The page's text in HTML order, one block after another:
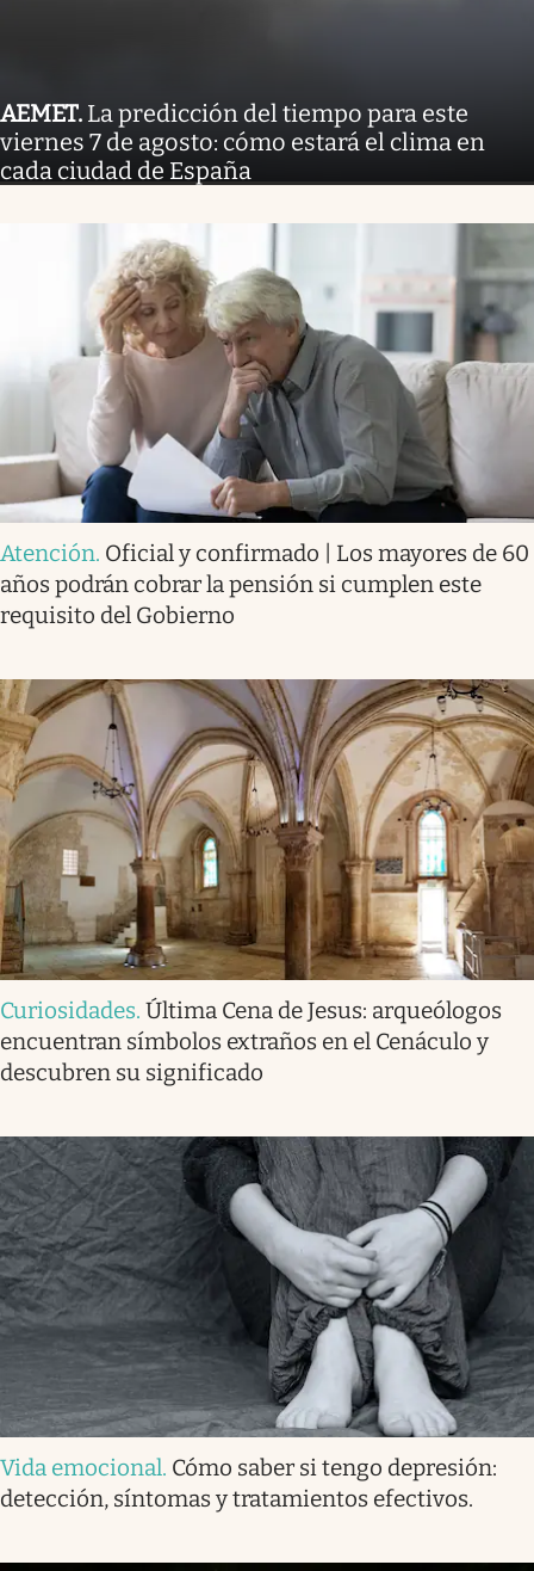
AEMET. La predicción del tiempo para este
viernes 7 de agosto: cómo estará el clima en
cada ciudad de España
Atención. Oficial y confirmado | Los mayores de 60
años podrán cobrar la pensión si cumplen este
requisito del Gobierno
Curiosidades. Última Cena de Jesus: arqueólogos
encuentran símbolos extraños en el Cenáculo y
descubren su significado
Vida emocional. Cómo saber si tengo depresión:
detección, síntomas y tratamientos efectivos.